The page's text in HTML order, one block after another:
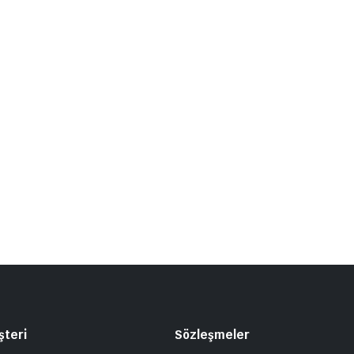
Sözleşmeler